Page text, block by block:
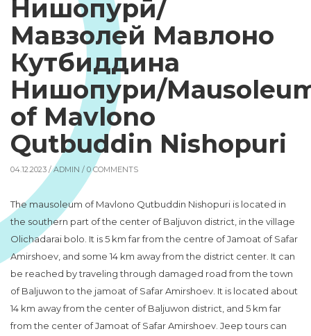
Нишопурӣ/
Мавзолей Мавлоно
Кутбиддина
Нишопури/
of Mavlono
Qutbuddin Nishopuri
04.12.2023 /ADMIN / 0 COMMENTS
The mausoleum of Mavlono Qutbuddin Nishopuri is located in
the southern part of the center of Baljuvon district, in the village
Olichadarai bolo. It is 5 km far from the centre of Jamoat of Safar
Amirshoev, and some 14 km away from the district center. It can
be reached by traveling through damaged road from the town
of Baljuwon to the jamoat of Safar Amirshoev. It is located about
14 km away from the center of Baljuwon district, and 5 km far
from the center of Jamoat of Safar Amirshoev. Jeep tours can